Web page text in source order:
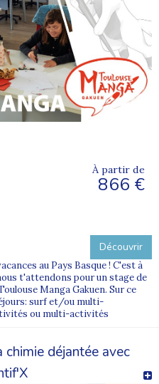
À partir de
866 €
Découvrir
au Pays Basque ! C'est à
t'attendons pour un stage de
Manga Gakuen. Sur ce
surf et/ou multi-
ou multi-activités
déjantée avec